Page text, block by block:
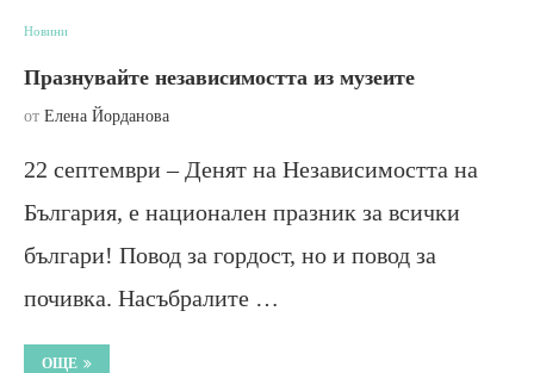
Новини
Празнувайте независимостта из музеите
от Елена Йорданова
22 септември – Денят на Независимостта на
България, е национален празник за всички
българи! Повод за гордост, но и повод за
почивка. Насъбралите …
ОЩЕ